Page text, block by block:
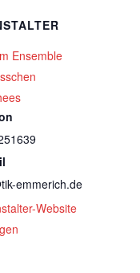
Ensemble
emmerich.de
Website